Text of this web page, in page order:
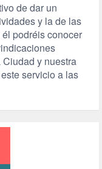
de dar un
y la de las
podréis conocer
y nuestra
servicio a las